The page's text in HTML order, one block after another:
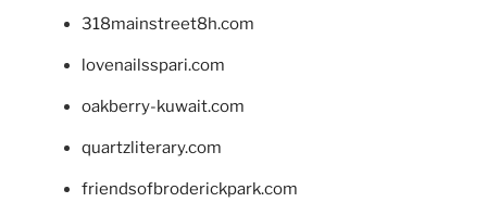
318mainstreet8h.com
lovenailsspari.com
oakberry-kuwait.com
quartzliterary.com
friendsofbroderickpark.com